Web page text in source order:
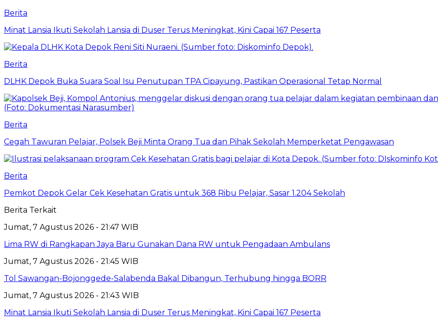
Berita
Minat Lansia Ikuti Sekolah Lansia di Duser Terus Meningkat, Kini Capai 167 Peserta
Berita
DLHK Depok Buka Suara Soal Isu Penutupan TPA Cipayung, Pastikan Operasional Tetap Normal
Berita
Cegah Tawuran Pelajar, Polsek Beji Minta Orang Tua dan Pihak Sekolah Memperketat Pengawasan
Berita
Pemkot Depok Gelar Cek Kesehatan Gratis untuk 368 Ribu Pelajar, Sasar 1.204 Sekolah
Berita Terkait
Jumat, 7 Agustus 2026 - 21:47 WIB
Lima RW di Rangkapan Jaya Baru Gunakan Dana RW untuk Pengadaan Ambulans
Jumat, 7 Agustus 2026 - 21:45 WIB
Tol Sawangan-Bojonggede-Salabenda Bakal Dibangun, Terhubung hingga BORR
Jumat, 7 Agustus 2026 - 21:43 WIB
Minat Lansia Ikuti Sekolah Lansia di Duser Terus Meningkat, Kini Capai 167 Peserta